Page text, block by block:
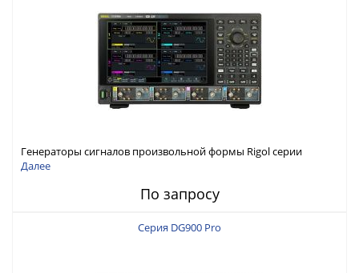
Генераторы сигналов произвольной формы Rigol серии
DG6000 до 500 МГц или до 1 ГГц
Далее
По запросу
Серия DG900 Pro